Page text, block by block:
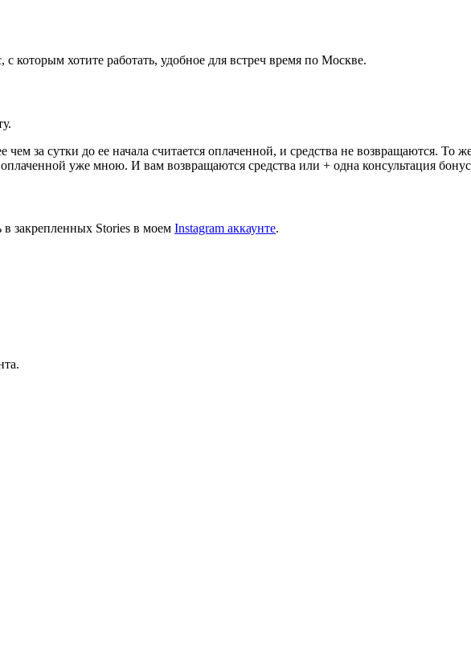
которым хотите работать, удобное для встреч время по Москве.
чем за сутки до ее начала считается оплаченной, и средства не возвращаются. То
уже мною. И вам возвращаются средства или + одна консультация
закрепленных Stories в моем Instagram аккаунте.